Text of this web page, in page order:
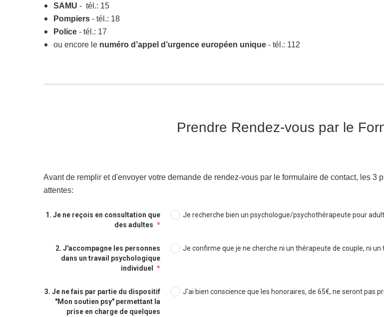
SAMU - tél.: 15
Pompiers - tél.: 18
Police - tél.: 17
ou encore le numéro d’appel d’urgence européen unique - tél.: 112
Prendre Rendez-vous par le
Avant de remplir et d'envoyer votre demande de rendez-vous par le formulaire de contact, les
attentes:
1. Je ne reçois en consultation que
des adultes
Je recherche bien un psychologue/psychothérapeute pour
2. J'accompagne les personnes
dans un travail psychologique
individuel
Je confirme que je ne cherche ni un thérapeute de couple, ni
3. Je ne fais par partie du dispositif
"Mon soutien psy" permettant la
prise en charge de quelques
J'ai bien conscience que les honoraires, de 65€, ne seront pas